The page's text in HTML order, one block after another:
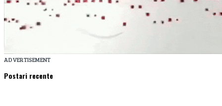
ADVERTISEMENT
Postari recente